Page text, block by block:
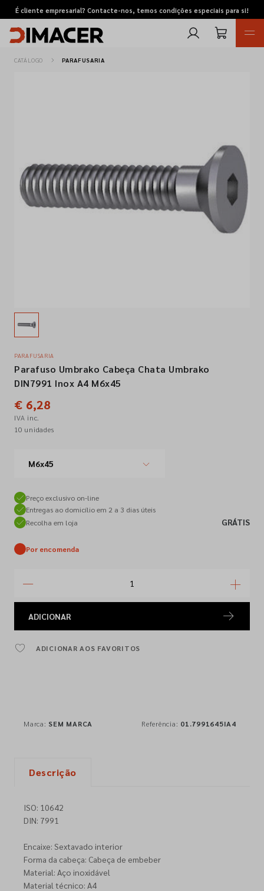
É cliente empresarial? Contacte-nos, temos condições especiais para si!
Pedidos de cotação
Contactos
Siga-nos nas redes sociais
CATÁLOGO PARAFUSARIA
PARAFUSARIA
Parafuso Umbrako Cabeça Chata Umbrako
DIN7991 Inox A4 M6x45
€ 6,28
IVA inc.
10 unidades
M6x45
Preço exclusivo on-line
Entregas ao domicílio em 2 a 3 dias úteis
Recolha em loja
GRÁTIS
Por encomenda
ADICIONAR
ADICIONAR AOS FAVORITOS
Marca: SEM MARCA Referência: 01.7991645IA4
Descrição
ISO: 10642
DIN: 7991
Encaixe: Sextavado interior
Forma da cabeça: Cabeça de embeber
Material: Aço inoxidável
Material técnico: A4